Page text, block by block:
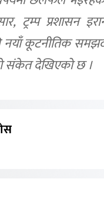
ट्रम्प प्रशासन
नयाँ कूटनीतिक
संकेत देखिएको छ ।